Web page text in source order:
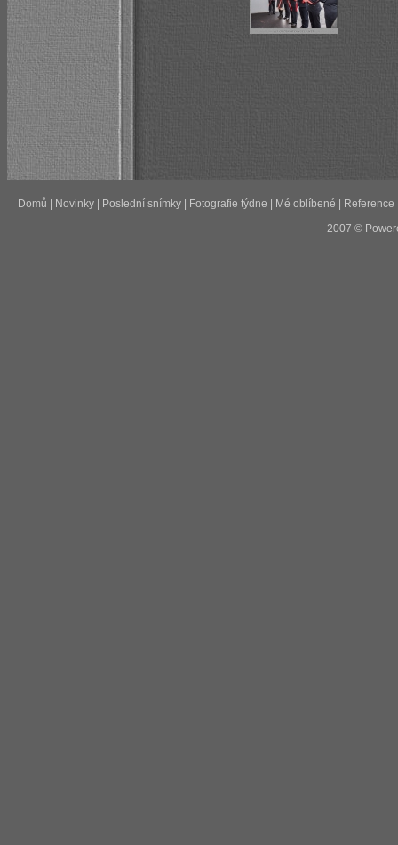
Domů Novinky| Poslední snímky| Fotografie týdne Mé oblíbené Reference
2007 ©